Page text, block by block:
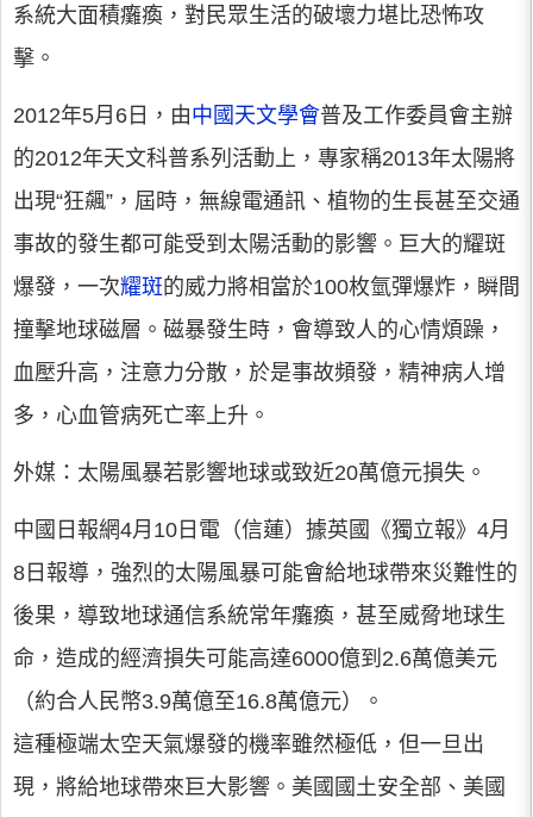
系統大面積癱瘓，對民眾生活的破壞力堪比恐怖攻
擊。
2012年5月6日，由中國天文學會普及工作委員會主辦
的2012年天文科普系列活動上，專家稱2013年太陽將
出現“狂飆”，屆時，無線電通訊、植物的生長甚至交通
事故的發生都可能受到太陽活動的影響。巨大的耀斑
爆發，一次耀斑的威力將相當於100枚氫彈爆炸，瞬間
撞擊地球磁層。磁暴發生時，會導致人的心情煩躁，
血壓升高，注意力分散，於是事故頻發，精神病人增
多，心血管病死亡率上升。
外媒：太陽風暴若影響地球或致近20萬億元損失。
中國日報網4月10日電（信蓮）據英國《獨立報》4月
8日報導，強烈的太陽風暴可能會給地球帶來災難性的
後果，導致地球通信系統常年癱瘓，甚至威脅地球生
命，造成的經濟損失可能高達6000億到2.6萬億美元
（約合人民幣3.9萬億至16.8萬億元）。
這種極端太空天氣爆發的機率雖然極低，但一旦出
現，將給地球帶來巨大影響。美國國土安全部、美國